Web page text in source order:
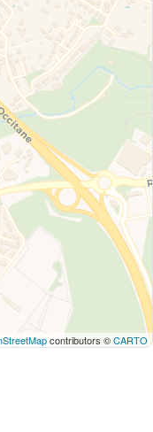
contributors ©CARTO